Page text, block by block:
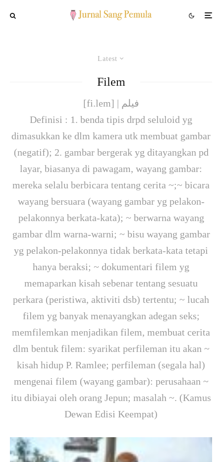
Latest
Filem
[fi.lem] | فيلم
Definisi : 1. benda tipis drpd seluloid yg
dimasukkan ke dlm kamera utk membuat gambar
(negatif); 2. gambar bergerak yg ditayangkan pd
layar, biasanya di pawagam, wayang gambar:
mereka selalu berbicara tentang cerita ~;~ bicara
wayang bersuara (wayang gambar yg pelakon-
pelakonnya berkata-kata); ~ berwarna wayang
gambar dlm warna-warni; ~ bisu wayang gambar
yg pelakon-pelakonnya tidak berkata-kata tetapi
hanya beraksi; ~ dokumentari filem yg
memaparkan kisah sebenar tentang sesuatu
perkara (peristiwa, aktiviti dsb) tertentu; ~ lucah
filem yg banyak menayangkan adegan seks;
memfilemkan menjadikan filem, membuat cerita
dlm bentuk filem: syarikat perfileman itu akan ~
kisah hidup P. Ramlee; perfileman (segala hal)
mengenai filem (wayang gambar): perusahaan ~
itu dibiayai oleh orang Jepun; masalah ~. (Kamus
Dewan Edisi Keempat)